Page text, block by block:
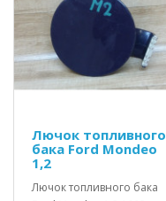
Лючок топливного
бака Ford Mondeo
1,2
Лючок топливного бака